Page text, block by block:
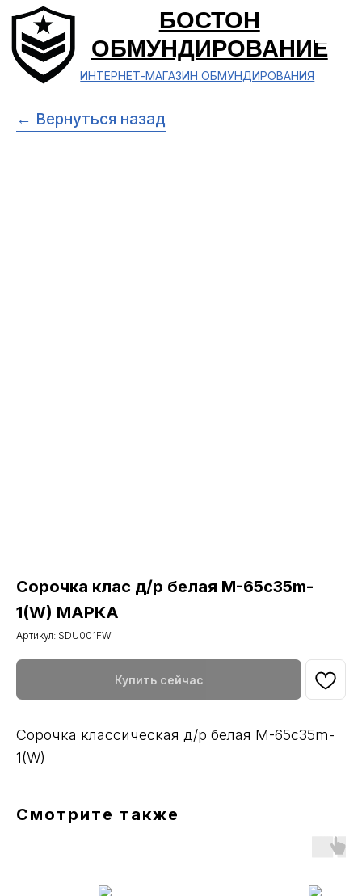
БОСТОН
ОБМУНДИРОВАНИЕ
ИНТЕРНЕТ-МАГАЗИН ОБМУНДИРОВАНИЯ
← Вернуться назад
Сорочка клас д/р белая М-65с35m-
1(W) МАРКА
Артикул: SDU001FW
Купить сейчас
Сорочка классическая д/р белая М-65с35m-
1(W)
Смотрите также